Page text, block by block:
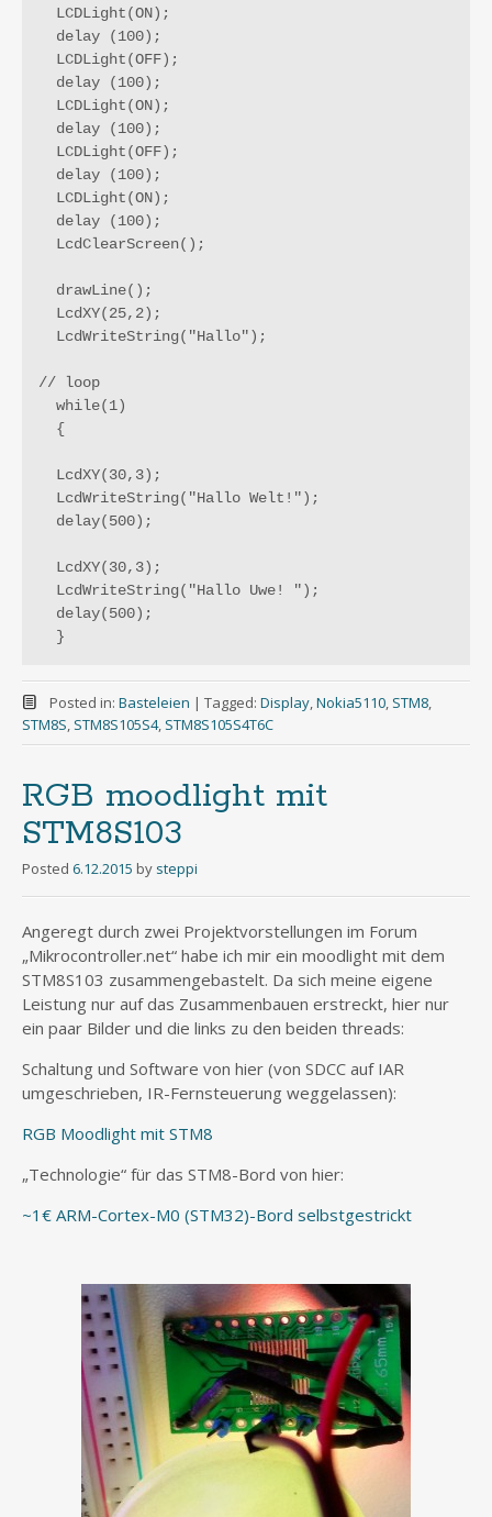
  LCDLight(ON);
  delay (100);
  LCDLight(OFF);
  delay (100);
  LCDLight(ON);
  delay (100);
  LCDLight(OFF);
  delay (100);
  LCDLight(ON);
  delay (100);
  LcdClearScreen();
  drawLine();
  LcdXY(25,2);
  LcdWriteString("Hallo");
// loop
  while(1)
  {
  LcdXY(30,3);
  LcdWriteString("Hallo Welt!");
  delay(500);
  LcdXY(30,3);
  LcdWriteString("Hallo Uwe! ");
  delay(500);
Posted in: Basteleien | Tagged: Display, Nokia5110, STM8,
STM8S STM8S105S4, STM8S105S4T6C
RGB moodlight mit
STM8S103
Posted 6.12.2015 by steppi
Angeregt durch zwei Projektvorstellungen im Forum
„Mikrocontroller.net“ habe ich mir ein moodlight mit dem
STM8S103 zusammengebastelt. Da sich meine eigene
Leistung nur auf das Zusammenbauen erstreckt, hier nur
ein paar Bilder und die links zu den beiden threads:
Schaltung und Software von hier (von SDCC auf IAR
umgeschrieben, IR-Fernsteuerung weggelassen):
RGB Moodlight mit STM8
„Technologie“ für das STM8-Bord von hier:
~1€ ARM-Cortex-M0 (STM32)-Bord selbstgestrickt